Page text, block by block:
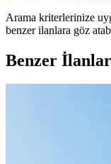
Arama kriterlerinize
benzer ilanlara göz
Benzer İlanlar